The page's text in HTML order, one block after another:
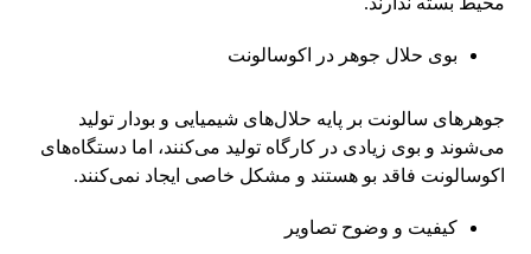
بوی حلال جوهر در اکوسالونت
جوهرهای سالونت بر پایه حلال‌های شیمیایی و بودار تولید
می‌شوند و بوی زیادی در کارگاه تولید می‌کنند، اما دستگاه‌های
اکوسالونت فاقد بو هستند و مشکل خاصی ایجاد نمی‌کنند.
کیفیت و وضوح تصاویر